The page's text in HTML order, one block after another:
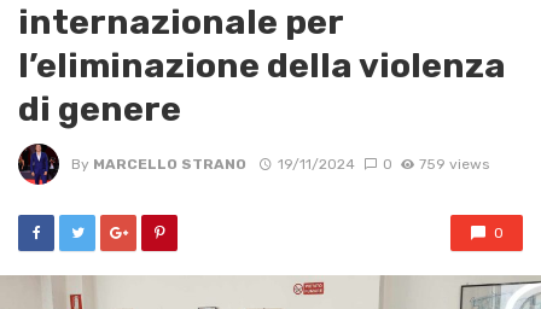
internazionale per
l’eliminazione della violenza
di genere
By MARCELLO STRANO 19/11/2024 0 759 views
0